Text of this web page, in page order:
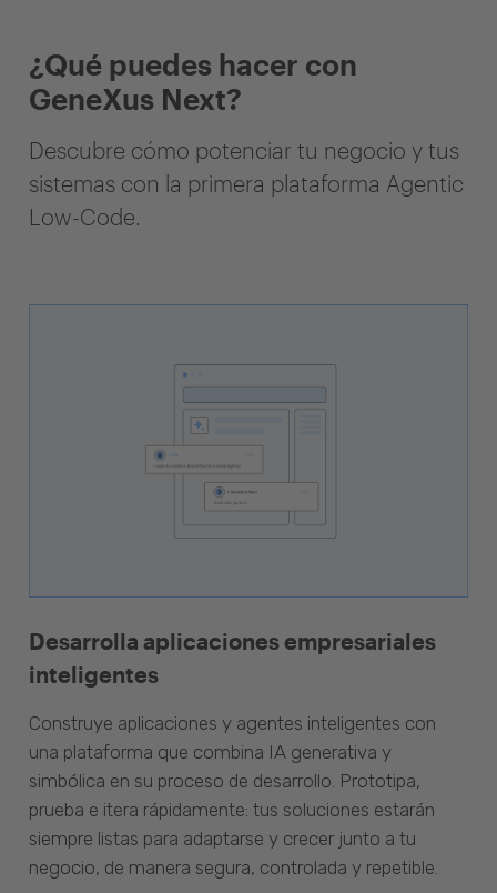
¿Qué puedes hacer con
GeneXus Next?
Descubre cómo potenciar tu negocio y tus
sistemas con la primera plataforma Agentic
Low-Code.
Desarrolla aplicaciones empresariales
inteligentes
Construye aplicaciones y agentes inteligentes con
una plataforma que combina IA generativa y
simbólica en su proceso de desarrollo. Prototipa,
prueba e itera rápidamente: tus soluciones estarán
siempre listas para adaptarse y crecer junto a tu
negocio, de manera segura, controlada y repetible.